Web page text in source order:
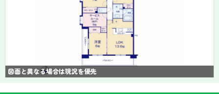
図面と異なる場合は現況を優先